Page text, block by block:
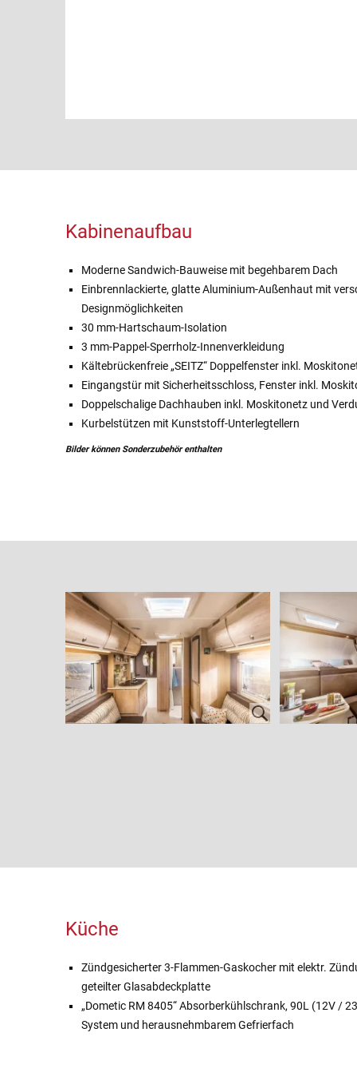
Kabinenaufbau
Moderne Sandwich-Bauweise mit begehbarem Dach
Einbrennlackierte, glatte Aluminium-Außenhaut mit
Designmöglichkeiten
30 mm-Hartschaum-Isolation
3 mm-Pappel-Sperrholz-Innenverkleidung
Kältebrückenfreie „SEITZ“ Doppelfenster inkl.
Eingangstür mit Sicherheitsschloss, Fenster inkl.
Doppelschalige Dachhauben inkl. Moskitonetz und
Kurbelstützen mit Kunststoff-Unterlegtellern
Bilder können Sonderzubehör enthalten
Küche
Zündgesicherter 3-Flammen-Gaskocher mit elektr.
geteilter Glasabdeckplatte
„Dometic RM 8405“ Absorberkühlschrank, 90L (12V /
System und herausnehmbarem Gefrierfach